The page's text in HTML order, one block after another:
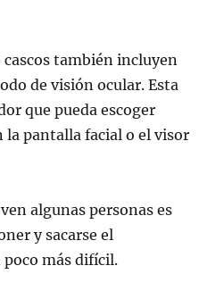
cascos también incluyen
de visión ocular. Esta
que pueda escoger
la pantalla facial o el visor
algunas personas es
y sacarse el
más difícil.